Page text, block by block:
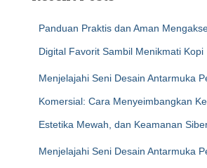
Panduan Praktis dan Aman
Digital Favorit Sambil Menikmati Kopi
Menjelajahi Seni Desain Antarmuka
Komersial: Cara Menyeimbangkan
Estetika Mewah, dan Keamanan
Menjelajahi Seni Desain Antarmuka